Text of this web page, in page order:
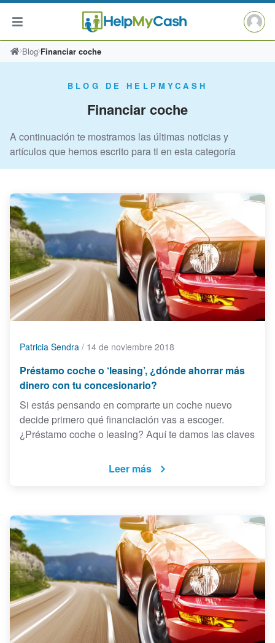
Saltar
al
Blog Financiar coche
BLOG DE HELPMYCASH
Financiar coche
A continuación te mostramos las últimas noticias y
artículos que hemos escrito para ti en esta categoría
Patricia Sendra / 14 de noviembre 2018
Préstamo coche o ‘leasing’, ¿dónde ahorrar más
dinero con tu concesionario?
Si estás pensando en comprarte un coche nuevo
decide primero qué financiación vas a escoger.
¿Préstamo coche o leasing? Aquí te damos las claves
Leer más